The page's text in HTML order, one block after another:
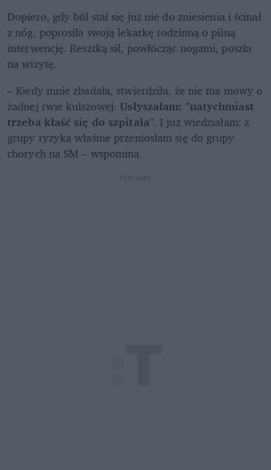
Dopiero, gdy ból stał się już nie do zniesienia i ścinał
z nóg, poprosiła swoją lekarkę rodzinną o pilną
interwencję. Resztką sił, powłócząc nogami, poszła
na wizytę.
– Kiedy mnie zbadała, stwierdziła, że nie ma mowy o
żadnej rwie kulszowej. Usłyszałam: "natychmiast
trzeba kłaść się do szpitala". I już wiedziałam: z
grupy ryzyka właśnie przeniosłam się do grupy
chorych na SM – wspomina.
REKLAMA